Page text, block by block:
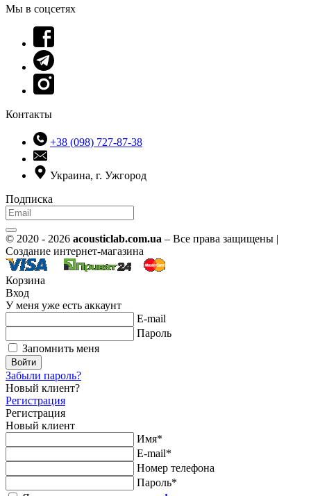
Мы в соцсетях
Контакты
+38 (098) 727-87-38
Украина, г. Ужгород
Подписка
© 2020 - 2026 acousticlab.com.ua – Все права защищены |
Создание интернет-магазина
Корзина
Вход
У меня уже есть аккаунт
E-mail
Пароль
Запомнить меня
Войти
Забыли пароль?
Новый клиент?
Регистрация
Регистрация
Новый клиент
Имя*
E-mail*
Номер телефона
Пароль*